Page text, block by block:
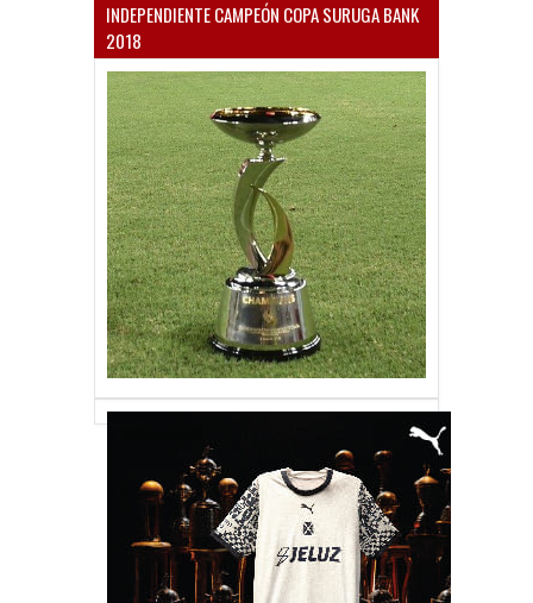
INDEPENDIENTE CAMPEÓN COPA SURUGA BANK
2018